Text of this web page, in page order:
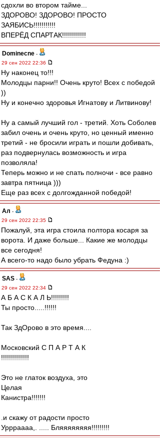
сдохли во втором тайме...
ЗДОРОВО! ЗДОРОВО! ПРОСТО
ЗАЯБИСЬ!!!!!!!!!!!
ВПЕРЁД СПАРТАК!!!!!!!!!!!!
Dominecne -
29 сен 2022 22:36
Ну наконец то!!!
Молодцы парни!! Очень круто! Всех с победой
))
Ну и конечно здоровья Игнатову и Литвинову!
Ну а самый лучший гол - третий. Хоть Соболев
забил очень и очень круто, но ценный именно
третий - не бросили играть и пошли добивать,
раз подвернулась возможность и игра
позволяла!
Теперь можно и не спать полночи - все равно
завтра пятница )))
Еще раз всех с долгожданной победой!
Ал -
29 сен 2022 22:35
Пожалуй, эта игра стоила полтора косаря за
ворота. И даже больше... Какие же молодцы
все сегодня!
А всего-то надо было убрать Федуна :)
SAS -
29 сен 2022 22:34
А Б А С К А Л Ь!!!!!!!!!
Ты просто.....!!!!!!
Так ЗдОрово в это время....
Московский С П А Р Т А К
!!!!!!!!!!!!!!
Это не глаток воздуха, это
Целая
Канистра!!!!!!!
.и скажу от радости просто
Уррраааа,. ..... Бляяяяяяяя!!!!!!!!!